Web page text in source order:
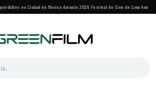
en Ciudad de México durante 2026·Festival de Cine de Lima